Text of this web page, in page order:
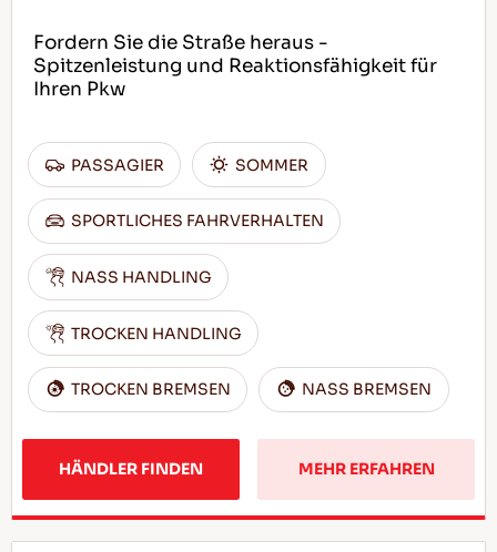
Fordern Sie die Straße heraus -
Spitzenleistung und Reaktionsfähigkeit für
Ihren Pkw
PASSAGIER SOMMER
SPORTLICHES FAHRVERHALTEN
NASS HANDLING
TROCKEN HANDLING
TROCKEN BREMSEN NASS BREMSEN
HÄNDLER FINDEN MEHR ERFAHREN